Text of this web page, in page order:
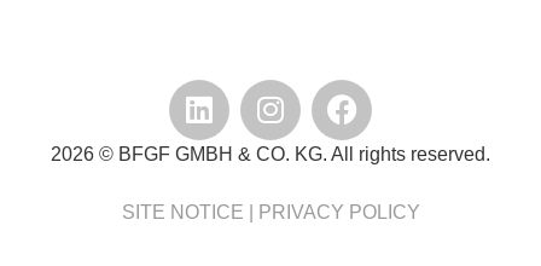
2026 © BFGF GMBH & CO. KG. All rights reserved.
SITE NOTICE PRIVACY POLICY